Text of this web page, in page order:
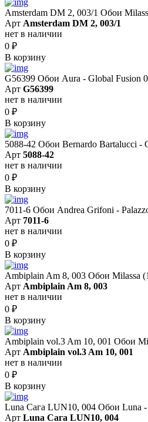
Amsterdam DM 2, 003/1 Обои
Арт Amsterdam DM 2, 003/1
нет в наличии
0 ₽
В корзину
G56399 Обои Aura - Global Fusion
Арт G56399
нет в наличии
0 ₽
В корзину
5088-42 Обои Bernardo Bartalucci -
Арт 5088-42
нет в наличии
0 ₽
В корзину
7011-6 Обои Andrea Grifoni -
Арт 7011-6
нет в наличии
0 ₽
В корзину
Ambiplain Am 8, 003 Обои Milassa
Арт Ambiplain Am 8, 003
нет в наличии
0 ₽
В корзину
Ambiplain vol.3 Am 10, 001 Обои
Арт Ambiplain vol.3 Am 10, 001
нет в наличии
0 ₽
В корзину
Luna Сага LUN10, 004 Обои Luna
Арт Luna Сага LUN10, 004